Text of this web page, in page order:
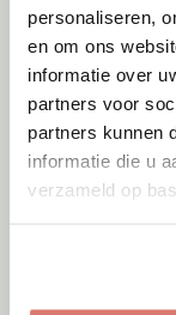
personaliseren,
en om ons
informatie over
partners voor
partners kunnen
informatie die u
verzameld op